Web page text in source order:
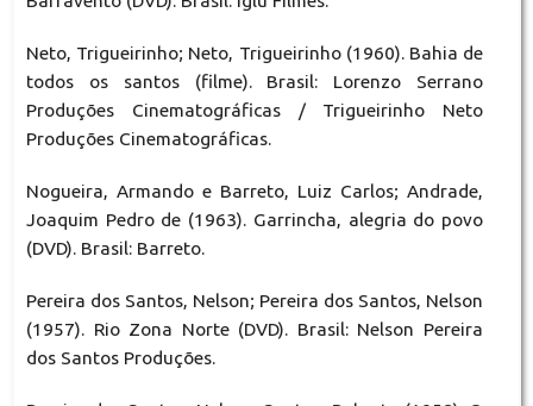
Neto, Trigueirinho; Neto, Trigueirinho (1960). Bahia de
todos os santos (filme). Brasil: Lorenzo Serrano
Produções Cinematográficas / Trigueirinho Neto
Produções Cinematográficas.
Nogueira, Armando e Barreto, Luiz Carlos; Andrade,
Joaquim Pedro de (1963). Garrincha, alegria do povo
(DVD). Brasil: Barreto.
Pereira dos Santos, Nelson; Pereira dos Santos, Nelson
(1957). Rio Zona Norte (DVD). Brasil: Nelson Pereira
dos Santos Produções.